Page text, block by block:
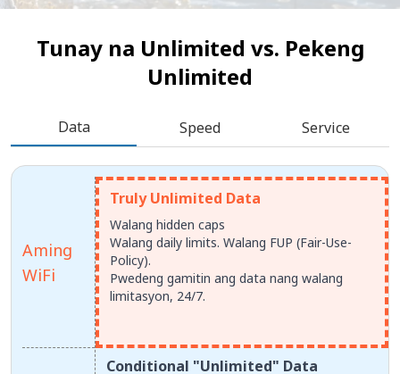
Tunay na Unlimited vs. Pekeng
Unlimited
Data Speed Service
Aming
WiFi
Truly Unlimited Data
Walang hidden caps
Walang daily limits. Walang FUP (Fair-Use-
Policy).
Pwedeng gamitin ang data nang walang
limitasyon, 24/7.
Conditional "Unlimited" Data